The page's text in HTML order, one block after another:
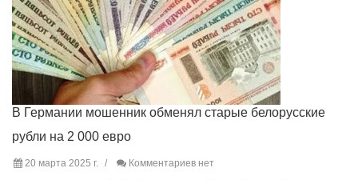
В Германии мошенник обменял старые белорусские
рубли на 2 000 евро
20 марта 2025 г. Комментариев нет